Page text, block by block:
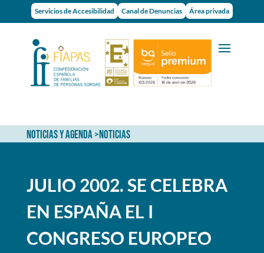
Servicios de Accesibilidad Canal de Denuncias Área privada
NOTICIAS Y AGENDA>NOTICIAS
JULIO 2002. SE CELEBRA
EN ESPAÑA EL I
CONGRESO EUROPEO